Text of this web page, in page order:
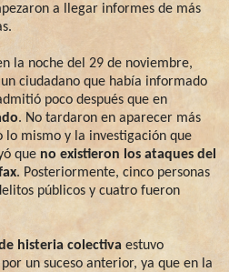
a llegar informes de más
la noche del 29 de noviembre,
ciudadano que había informado
poco después que en
. No tardaron en aparecer más
lo mismo y la investigación que
que no existieron los ataques del
. Posteriormente, cinco personas
públicos y cuatro fueron
histeria colectiva estuvo
un suceso anterior, ya que en la